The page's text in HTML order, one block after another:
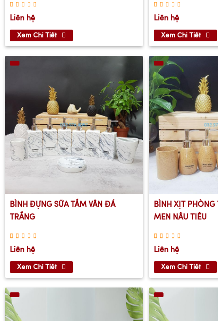
Liên hệ
Xem Chi Tiết
Liên hệ
Xem Chi Tiết
BÌNH ĐỰNG SỮA TẮM VÂN ĐÁ
TRẮNG
Liên hệ
Xem Chi Tiết
BÌNH XỊT
MEN NÂU TIÊU
Liên hệ
Xem Chi Tiết